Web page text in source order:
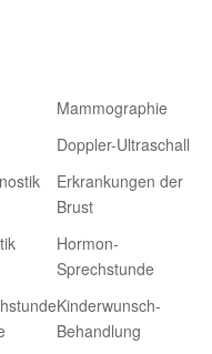
Mammographie
Doppler-Ultraschall
Erkrankungen der
Brust
Hormon-
Sprechstunde
Kinderwunsch-
Behandlung